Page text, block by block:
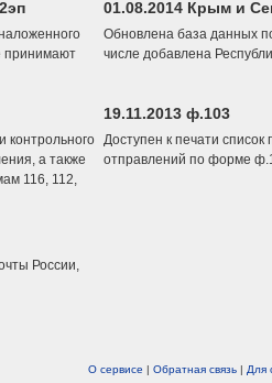
принимают
01.08.2014 Крым и
Обновлена база данных
числе добавлена
контрольного
а также
116, 112,
19.11.2013 ф.103
Доступен к печати список
отправлений по форме
России,
О сервисе | Обратная связь | Для